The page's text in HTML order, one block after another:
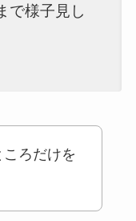
で様子見し
ころだけを